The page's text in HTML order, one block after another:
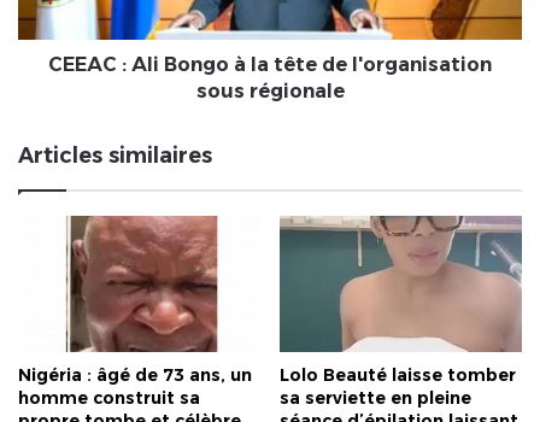
l'organisation
sous
régionaleCEEAC : Ali Bongo à la tête de l'organisation
sous régionale
Articles similaires
Nigéria : âgé de 73 ans, un
homme construit sa
Lolo Beauté laisse tomber
sa serviette en pleine